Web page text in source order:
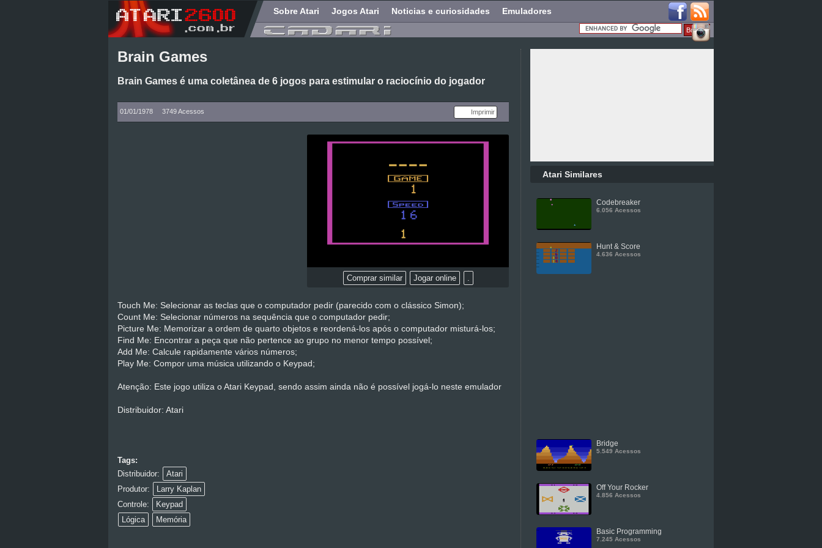
Sobre Atari Jogos Atari Noticias e curiosidades Emuladores
Brain Games
Brain Games é uma coletânea de 6 jogos para estimular o raciocínio do jogador
01/01/1978 3749 Acessos Imprimir
Comprar similar Jogar online
Touch Me: Selecionar as teclas que o computador pedir (parecido com o clássico Simon);
Count Me: Selecionar números na sequência que o computador pedir;
Picture Me: Memorizar a ordem de quarto objetos e reordená-los após o computador misturá-los;
Find Me: Encontrar a peça que não pertence ao grupo no menor tempo possível;
Add Me: Calcule rapidamente vários números;
Play Me: Compor uma música utilizando o Keypad;
Atenção: Este jogo utiliza o Atari Keypad, sendo assim ainda não é possível jogá-lo neste emulador
Distribuidor: Atari
Tags:
Distribuidor:
Atari
Produtor:
Larry Kaplan
Controle:
Keypad
Lógica
Memória
Atari Similares
Codebreaker
6.056 Acessos
Hunt & Score
4.636 Acessos
Bridge
5.549 Acessos
Off Your Rocker
4.856 Acessos
Basic Programming
7.245 Acessos